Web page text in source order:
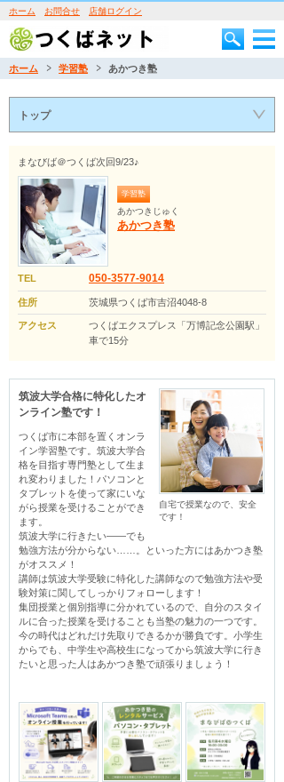
ホーム お問合せ 店舗ログイン
ホーム 学習塾 あかつき塾
トップ
まなびば＠つくば次回9/23♪
学習塾
あかつきじゅく
あかつき塾
TEL 050-3577-9014
住所 茨城県つくば市吉沼4048-8
アクセス
つくばエクスプレス「万博記念公園駅」
車で15分
自宅で授業なので、安全
です！
筑波大学合格に特化したオ
ンライン塾です！
つくば市に本部を置くオンラ
イン学習塾です。筑波大学合
格を目指す専門塾として生ま
れ変わりました！パソコンと
タブレットを使って家にいな
がら授業を受けることができ
ます。
筑波大学に行きたい――でも
勉強方法が分からない……。といった方にはあかつき塾
がオススメ！
講師は筑波大学受験に特化した講師なので勉強方法や受
験対策に関してしっかりフォローします！
集団授業と個別指導に分かれているので、自分のスタイ
ルに合った授業を受けることも当塾の魅力の一つです。
今の時代はどれだけ先取りできるかが勝負です。小学生
からでも、中学生や高校生になってから筑波大学に行き
たいと思った人はあかつき塾で頑張りましょう！